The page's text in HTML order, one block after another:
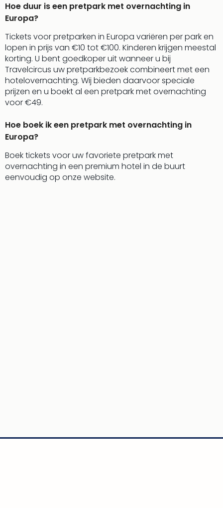
Hoe duur is een pretpark met overnachting in
Europa?
Tickets voor pretparken in Europa variëren per park en
lopen in prijs van €10 tot €100. Kinderen krijgen meestal
korting. U bent goedkoper uit wanneer u bij
Travelcircus uw pretparkbezoek combineert met een
hotelovernachting. Wij bieden daarvoor speciale
prijzen en u boekt al een pretpark met overnachting
voor €49.
Hoe boek ik een pretpark met overnachting in
Europa?
Boek tickets voor uw favoriete pretpark met
overnachting in een premium hotel in de buurt
eenvoudig op onze website.